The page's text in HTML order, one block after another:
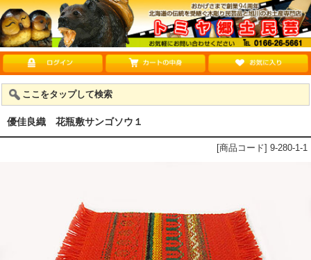
ここをタップして検索
優佳良織 花瓶敷サンゴソウ１
[商品コード] 9-280-1-1